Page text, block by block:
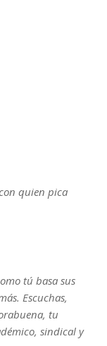
quien pica
tú basa sus
Escuchas,
tu
sindical y